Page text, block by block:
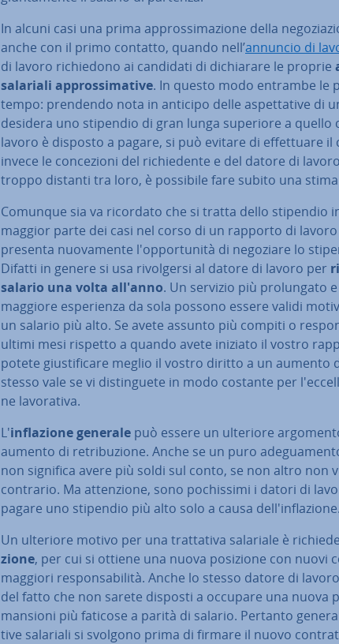
In alcuni casi una prima ap­pros­si­ma­zio­ne della
anche con il primo contatto, quando nell’annuncio di
di lavoro ri­chie­do­no ai candidati di di­chia­ra­re le proprie
salariali ap­pros­si­ma­ti­ve. In questo modo entrambe le
tempo: prendendo nota in anticipo delle aspet­ta­ti­ve di
desidera uno stipendio di gran lunga superiore a quello
lavoro è disposto a pagare, si può evitare di ef­fet­tua­re il
invece le con­ce­zio­ni del ri­chie­den­te e del datore di
troppo distanti tra loro, è possibile fare subito una
Comunque sia va ricordato che si tratta dello stipendio
maggior parte dei casi nel corso di un rapporto di
presenta nuo­va­men­te l'op­por­tu­ni­tà di negoziare lo
Difatti in genere si usa ri­vol­ger­si al datore di lavoro per
salario una volta all'anno. Un servizio più pro­lun­ga­to
maggiore espe­rien­za da sola possono essere validi
un salario più alto. Se avete assunto più compiti o
ultimi mesi rispetto a quando avete iniziato il vostro
potete giu­sti­fi­ca­re meglio il vostro diritto a un aumento
stesso vale se vi di­stin­gue­te in modo costante per
ne la­vo­ra­ti­va.
L'in­fla­zio­ne generale può essere un ulteriore
aumento di re­tri­bu­zio­ne. Anche se un puro
non significa avere più soldi sul conto, se non altro non
contrario. Ma at­ten­zio­ne, sono po­chis­si­mi i datori di
pagare uno stipendio più alto solo a causa del­l'in­fla­zio­ne.
Un ulteriore motivo per una trat­ta­ti­va salariale è
zio­ne, per cui si ottiene una nuova posizione con nuovi
maggiori re­spon­sa­bi­li­tà. Anche lo stesso datore di
del fatto che non sarete disposti a occupare una nuova
mansioni più faticose a parità di salario. Pertanto
ti­ve salariali si svolgono prima di firmare il nuovo